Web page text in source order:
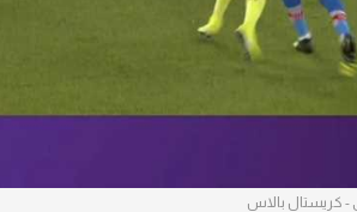
- كريستال بالاس